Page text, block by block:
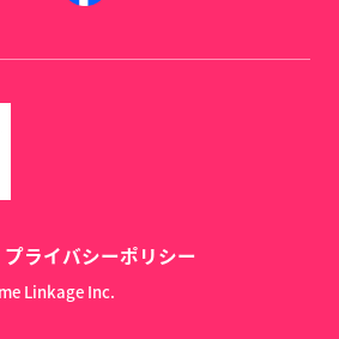
プライバシーポリシー
Linkage Inc.